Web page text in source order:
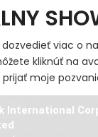
viac o
kliknúť na
prijať moje